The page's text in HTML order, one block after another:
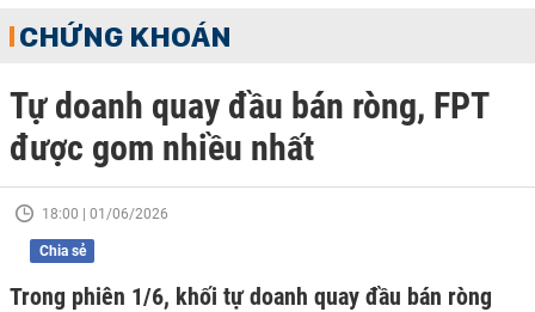
CHỨNG KHOÁN
Tự doanh quay đầu bán ròng, FPT
được gom nhiều nhất
18:00 | 01/06/2026
Chia sẻ
Trong phiên 1/6, khối tự doanh quay đầu bán ròng